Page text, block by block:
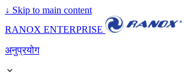
↓ Skip to main content
RANOX ENTERPRISE
अनुप्रयोग